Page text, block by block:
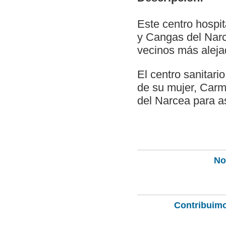
Este centro
y Cangas del
vecinos más
El centro
de su mujer,
del Narcea para